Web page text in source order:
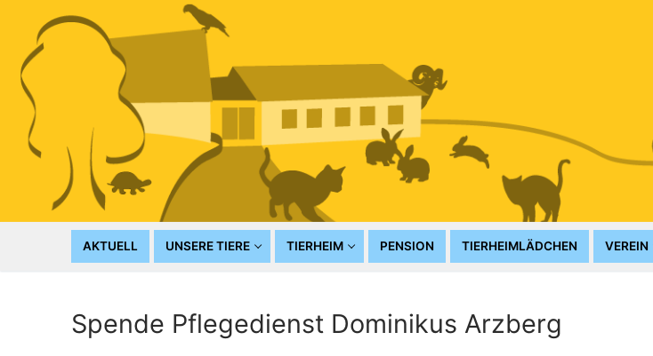
springen
AKTUELL UNSERE TIERE TIERHEIM PENSION TIERHEIMLÄDCHEN VEREIN
Spende Pflegedienst Dominikus Arzberg